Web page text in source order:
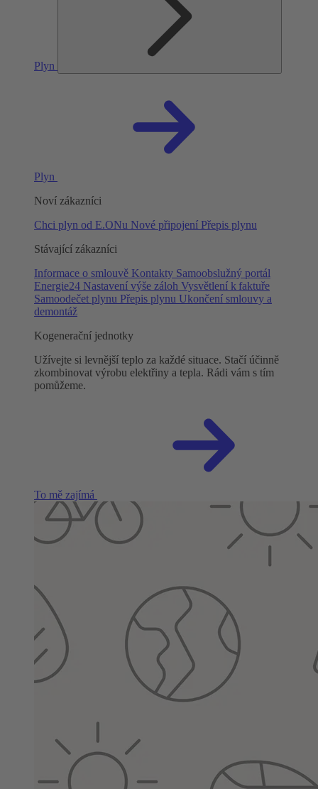
Plyn
Plyn
Noví zákazníci
Chci plyn od E.ONu Nové připojení Přepis plynu
Stávající zákazníci
Informace o smlouvě Kontakty Samoobslužný portál
Energie24 Nastavení výše záloh Vysvětlení k faktuře
Samoodečet plynu Přepis plynu Ukončení smlouvy a
demontáž
Kogenerační jednotky
Užívejte si levnější teplo za každé situace. Stačí účinně
zkombinovat výrobu elektřiny a tepla. Rádi vám s tím
pomůžeme.
To mě zajímá